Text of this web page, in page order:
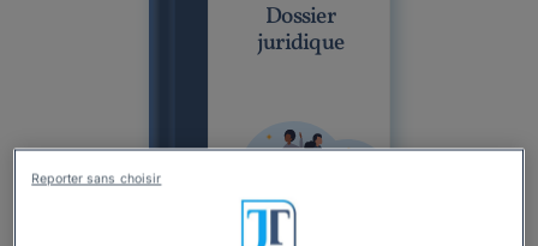
Dossier
juridique
Reporter sans choisir